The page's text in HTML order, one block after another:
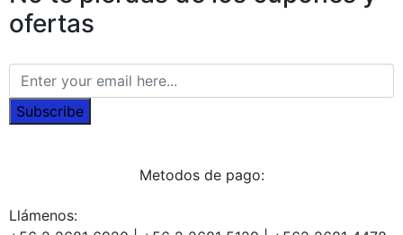
ofertas
Subscribe
Metodos de pago:
Llámenos: